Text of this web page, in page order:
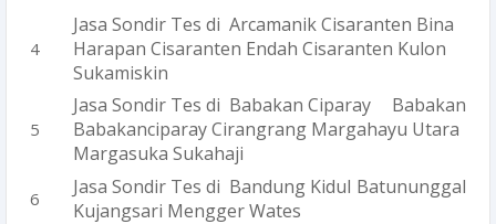
Jasa Sondir Tes di Arcamanik Cisaranten Bina
Harapan Cisaranten Endah Cisaranten Kulon
Sukamiskin
Jasa Sondir Tes di Babakan Ciparay
Babakan
Babakanciparay Cirangrang Margahayu Utara
Margasuka Sukahaji
Jasa Sondir Tes di Bandung Kidul Batununggal
Kujangsari Mengger Wates